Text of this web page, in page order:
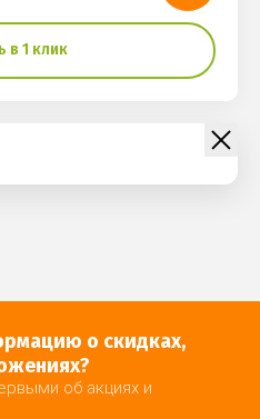
в 1 клик
о скидках,
об акциях и